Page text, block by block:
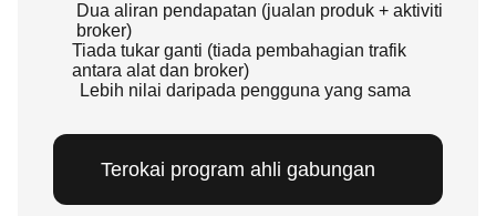
Dua aliran pendapatan (jualan produk + aktiviti
broker)
Tiada tukar ganti (tiada pembahagian trafik
antara alat dan broker)
Lebih nilai daripada pengguna yang sama
Terokai program ahli gabungan